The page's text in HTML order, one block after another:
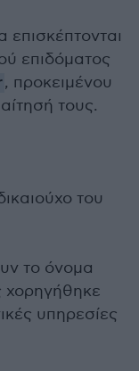
επισκέπτονται
επιδόματος
, προκειμένου
τους.
του
το όνομα
χορηγήθηκε
υπηρεσίες